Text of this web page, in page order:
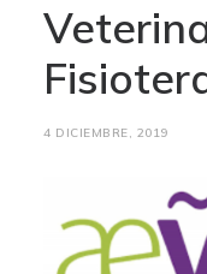
4 DICIEMBRE, 2019